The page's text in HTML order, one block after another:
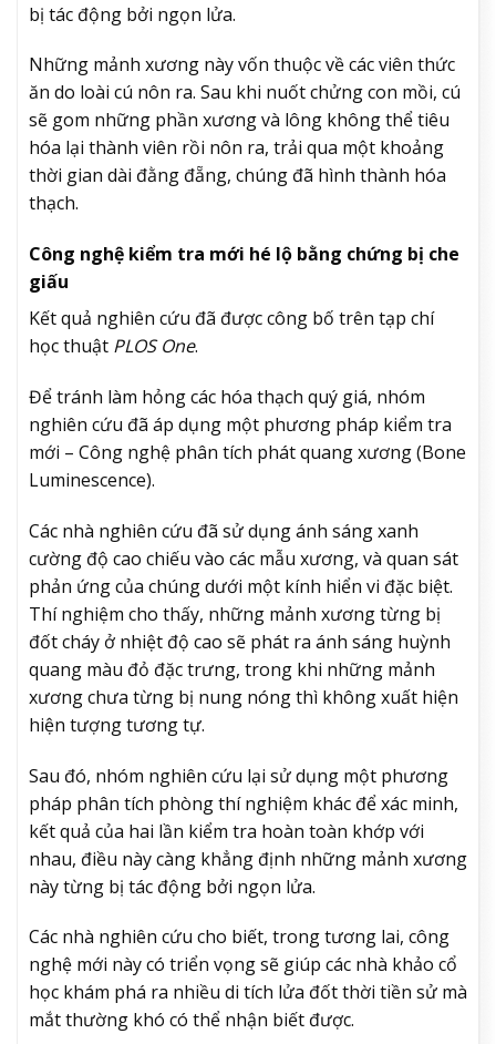
bị tác động bởi ngọn lửa.
Những mảnh xương này vốn thuộc về các viên thức
ăn do loài cú nôn ra. Sau khi nuốt chửng con mồi, cú
sẽ gom những phần xương và lông không thể tiêu
hóa lại thành viên rồi nôn ra, trải qua một khoảng
thời gian dài đằng đẵng, chúng đã hình thành hóa
thạch.
Công nghệ kiểm tra mới hé lộ bằng chứng bị che
giấu
Kết quả nghiên cứu đã được công bố trên tạp chí
học thuật PLOS One.
Để tránh làm hỏng các hóa thạch quý giá, nhóm
nghiên cứu đã áp dụng một phương pháp kiểm tra
mới – Công nghệ phân tích phát quang xương (Bone
Luminescence).
Các nhà nghiên cứu đã sử dụng ánh sáng xanh
cường độ cao chiếu vào các mẫu xương, và quan sát
phản ứng của chúng dưới một kính hiển vi đặc biệt.
Thí nghiệm cho thấy, những mảnh xương từng bị
đốt cháy ở nhiệt độ cao sẽ phát ra ánh sáng huỳnh
quang màu đỏ đặc trưng, trong khi những mảnh
xương chưa từng bị nung nóng thì không xuất hiện
hiện tượng tương tự.
Sau đó, nhóm nghiên cứu lại sử dụng một phương
pháp phân tích phòng thí nghiệm khác để xác minh,
kết quả của hai lần kiểm tra hoàn toàn khớp với
nhau, điều này càng khẳng định những mảnh xương
này từng bị tác động bởi ngọn lửa.
Các nhà nghiên cứu cho biết, trong tương lai, công
nghệ mới này có triển vọng sẽ giúp các nhà khảo cổ
học khám phá ra nhiều di tích lửa đốt thời tiền sử mà
mắt thường khó có thể nhận biết được.